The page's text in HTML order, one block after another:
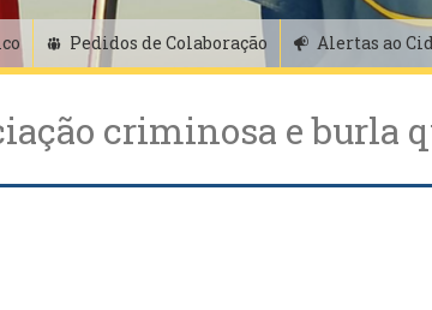
Pedidos de Colaboração Alertas ao
criminosa e burla